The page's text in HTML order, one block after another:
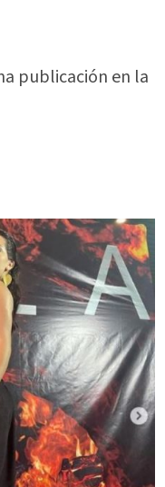
publicación en la